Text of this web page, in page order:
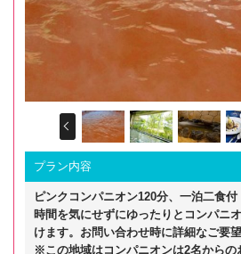
Prev
プラン内容
ピンクコンパニオン120分、一泊二食付
時間を気にせずにゆったりとコンパニ
けます。お問い合わせ時に詳細なご要
※この地域はコンパニオンは2名からの